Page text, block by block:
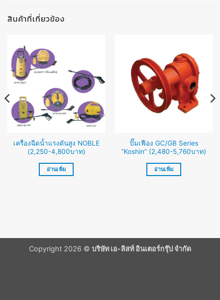
สินค้าที่เกี่ยวข้อง
เครื่องฉีดน้ำแรงดันสูง NOBLE
(2,250-4,800บาท)
อ่านเพิ่ม
ปั๊มเฟือง GC/GB Series
“Koshin” (2,480-5,760บาท)
อ่านเพิ่ม
Copyright 2026 © บริษัท เอ-ลิสท์ อินเตอร์กรุ๊ป จำกัด